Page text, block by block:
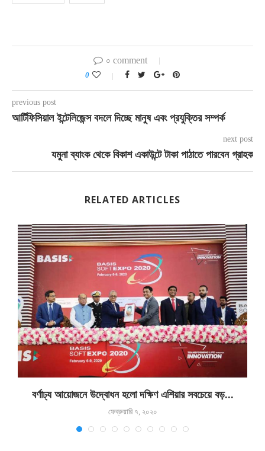
০ comment
0
previous post
আর্টিফিসিয়াল ইন্টেলিজেন্স বদলে দিচ্ছে মানুষ এবং প্রযুক্তির সম্পর্ক
next post
যমুনা ব্যাংক থেকে বিকাশ একাউন্টে টাকা পাঠাতে পারবেন গ্রাহক
RELATED ARTICLES
বর্ণাঢ্য আয়োজনে উদ্বোধন হলো দক্ষিণ এশিয়ার সবচেয়ে বড়...
ফেব্রুয়ারি ৭, ২০২০